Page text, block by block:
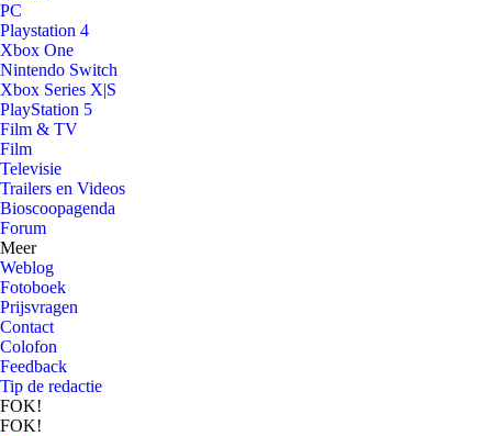
PC
Playstation 4
Xbox One
Nintendo Switch
Xbox Series X|S
PlayStation 5
Film & TV
Film
Televisie
Trailers en Videos
Bioscoopagenda
Forum
Meer
Weblog
Fotoboek
Prijsvragen
Contact
Colofon
Feedback
Tip de redactie
FOK!
FOK!